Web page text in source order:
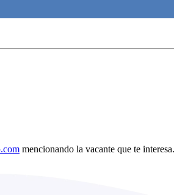
mencionando la vacante que te interesa.